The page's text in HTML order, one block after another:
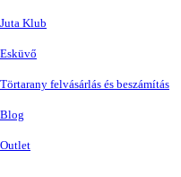
Juta Klub
Esküvő
Törtarany felvásárlás és beszámítás
Blog
Outlet